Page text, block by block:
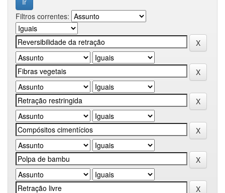
Filtros correntes: